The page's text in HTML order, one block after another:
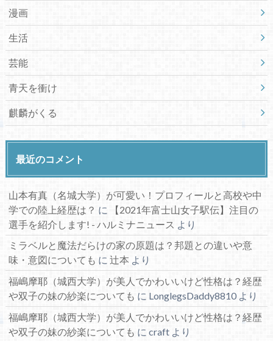
漫画
生活
芸能
青天を衝け
麒麟がくる
最近のコメント
山本有真（名城大学）が可愛い！プロフィールと高校や中
学での陸上経歴は？ に
【2021年富士山女子駅伝】注目の
選手を紹介します! - ハルミナニュース より
ミラベルと魔法だらけの家の原題は？邦題との違いや意
味・意図についても に 辻本 より
福嶋摩耶（城西大学）が美人でかわいいけど性格は？経歴
や双子の妹の紗楽についても に LonglegsDaddy8810より
福嶋摩耶（城西大学）が美人でかわいいけど性格は？経歴
や双子の妹の紗楽についても に craftより